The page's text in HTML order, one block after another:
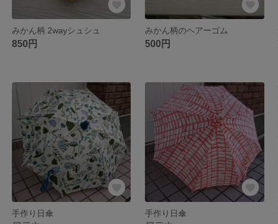
みかん柄 2wayシュシュ
850円
みかん柄のヘアーゴム
500円
手作り日傘 手作り日傘